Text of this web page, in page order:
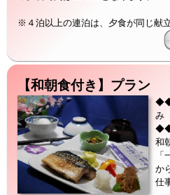
※４泊以上の連泊は、夕食が同じ献
【和朝食付き】プラン
み
和
か
仕